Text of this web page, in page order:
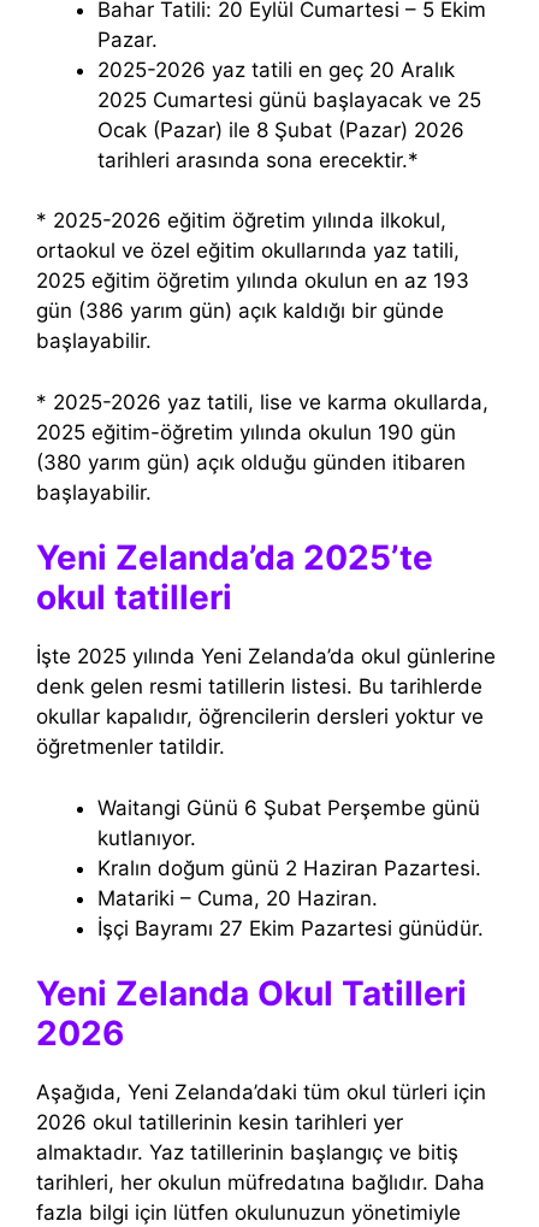
Bahar Tatili: 20 Eylül Cumartesi – 5 Ekim
Pazar.
2025-2026 yaz tatili en geç 20 Aralık
2025 Cumartesi günü başlayacak ve 25
Ocak (Pazar) ile 8 Şubat (Pazar) 2026
tarihleri ​​arasında sona erecektir.*
* 2025-2026 eğitim öğretim yılında ilkokul,
ortaokul ve özel eğitim okullarında yaz tatili,
2025 eğitim öğretim yılında okulun en az 193
gün (386 yarım gün) açık kaldığı bir günde
başlayabilir.
* 2025-2026 yaz tatili, lise ve karma okullarda,
2025 eğitim-öğretim yılında okulun 190 gün
(380 yarım gün) açık olduğu günden itibaren
başlayabilir.
Yeni Zelanda’da 2025’te
okul tatilleri
İşte 2025 yılında Yeni Zelanda’da okul günlerine
denk gelen resmi tatillerin listesi. Bu tarihlerde
okullar kapalıdır, öğrencilerin dersleri yoktur ve
öğretmenler tatildir.
Waitangi Günü 6 Şubat Perşembe günü
kutlanıyor.
Kralın doğum günü 2 Haziran Pazartesi.
Matariki – Cuma, 20 Haziran.
İşçi Bayramı 27 Ekim Pazartesi günüdür.
Yeni Zelanda Okul Tatilleri
2026
Aşağıda, Yeni Zelanda’daki tüm okul türleri için
2026 okul tatillerinin kesin tarihleri ​​yer
almaktadır. Yaz tatillerinin başlangıç ​​ve bitiş
tarihleri, her okulun müfredatına bağlıdır. Daha
fazla bilgi için lütfen okulunuzun yönetimiyle